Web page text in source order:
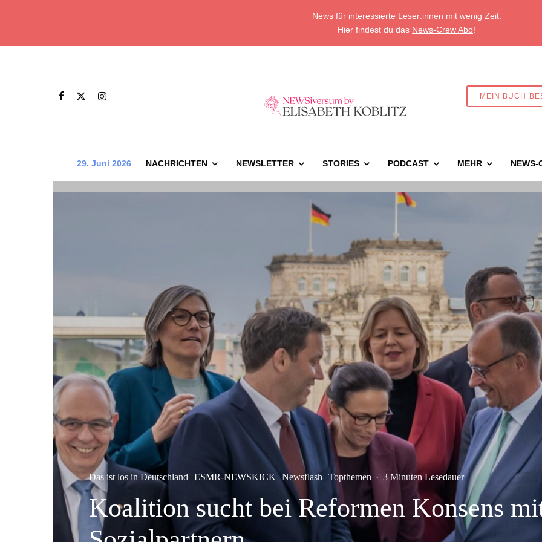
News für interessierte Leser:innen mit wenig Zeit.
Hier findest du das News-Crew Abo!
MEIN BUCH
29. Juni 2026 NACHRICHTEN NEWSLETTER STORIES PODCAST MEHR NEWS-
Das ist los in Deutschland ESMR-NEWSKICK Newsflash Topthemen · 3 Minuten Lesedauer
Koalition sucht bei Reformen Konsens